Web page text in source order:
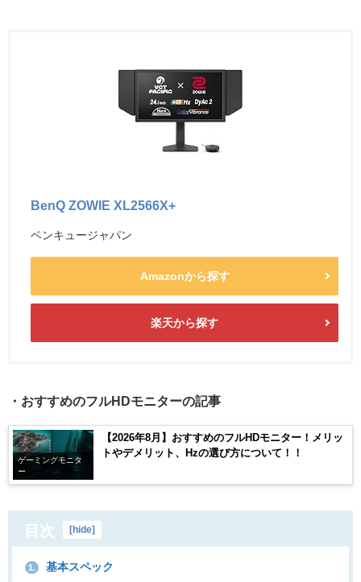
BenQ ZOWIE XL2566X+
ベンキュージャパン
Amazonから探す
楽天から探す
・おすすめのフルHDモニターの記事
ゲーミングモニタ
ー
【2026年8月】おすすめのフルHDモニター！メリッ
トやデメリット、Hzの選び方について！！
目次 [hide]
1. 基本スペック